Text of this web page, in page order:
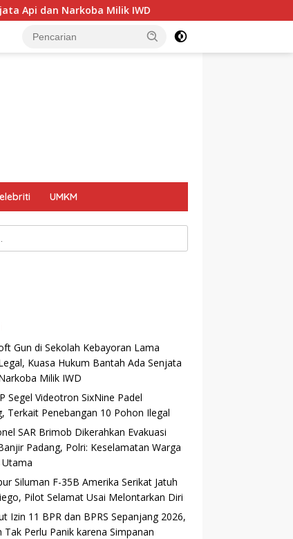
IWD Satpol PP Segel Videotron SixNine Padel
UMKM
Gun di Sekolah Kebayoran Lama
Kuasa Hukum Bantah Ada Senjata
Milik IWD
Segel Videotron SixNine Padel
Terkait Penebangan 10 Pohon Ilegal
SAR Brimob Dikerahkan Evakuasi
Padang, Polri: Keselamatan Warga
Siluman F-35B Amerika Serikat Jatuh
Pilot Selamat Usai Melontarkan Diri
Izin 11 BPR dan BPRS Sepanjang 2026,
Tak Perlu Panik karena Simpanan